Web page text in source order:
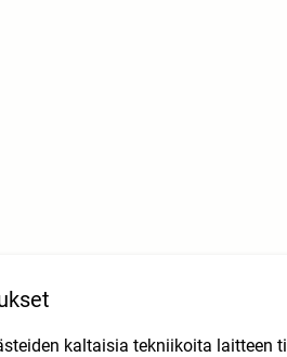
kaltaisia tekniikoita laitteen